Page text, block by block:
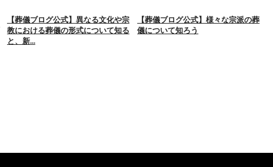
【葬儀ブログ公式】異なる文化や宗
教における葬儀の形式について知る
と、新...
【葬儀ブログ公式】様々な宗派の葬
儀について知ろう